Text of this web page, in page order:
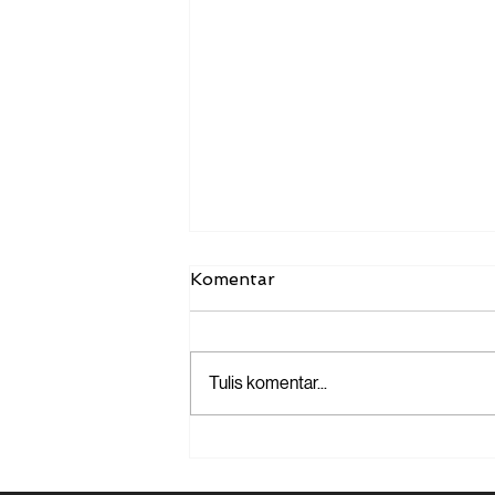
Komentar
Tulis komentar...